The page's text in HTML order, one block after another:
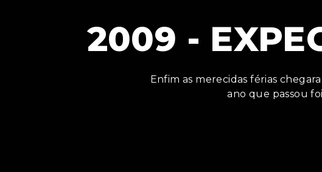
2009 -
Enfim as merecidas férias
ano que passou